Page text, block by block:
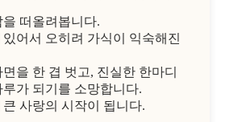
을 떠올려봅니다.
어서 오히려 가식이 익숙해진
을 한 겹 벗고, 진실한 한마디
가 되기를 소망합니다.
사랑의 시작이 됩니다.